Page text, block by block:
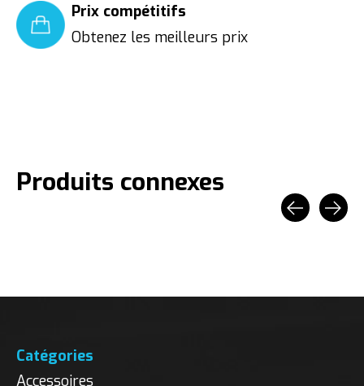
Prix compétitifs
Obtenez les meilleurs prix
Produits connexes
Catégories
Accessoires